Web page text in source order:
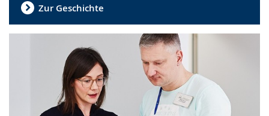
Zur Geschichte